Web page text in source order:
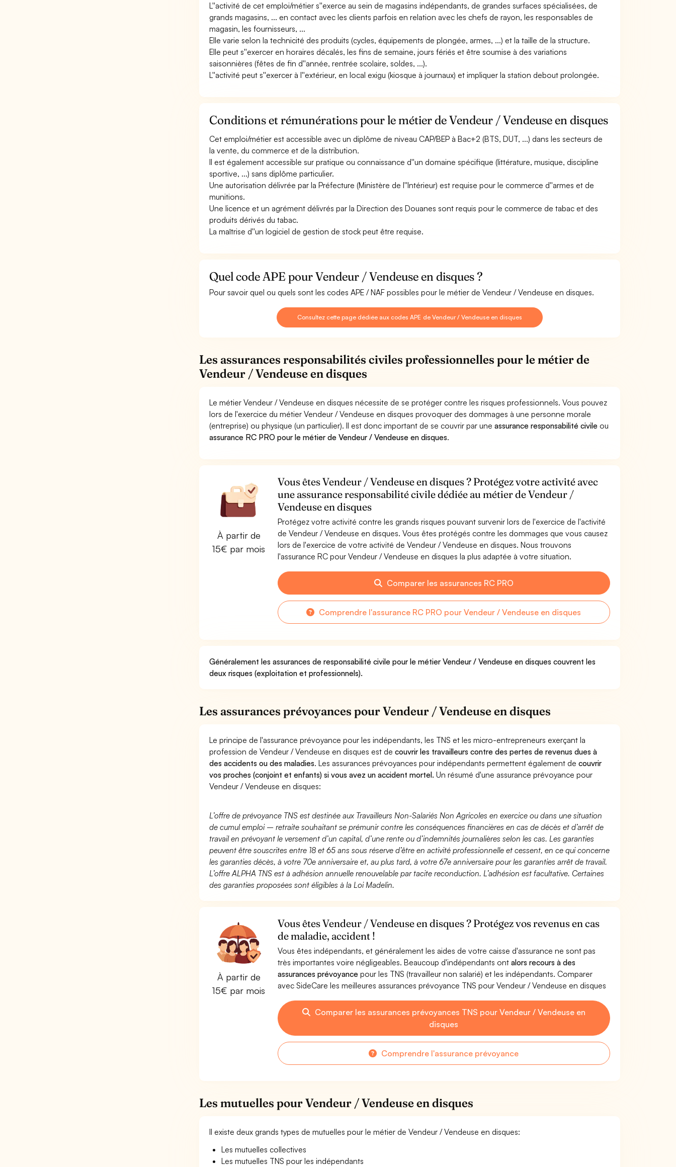
L''activité de cet emploi/métier s''exerce au sein de magasins indépendants, de grandes surfaces spécialisées, de
grands magasins, ... en contact avec les clients parfois en relation avec les chefs de rayon, les responsables de
magasin, les fournisseurs, ...
Elle varie selon la technicité des produits (cycles, équipements de plongée, armes, ...) et la taille de la structure.
Elle peut s''exercer en horaires décalés, les fins de semaine, jours fériés et être soumise à des variations
saisonnières (fêtes de fin d''année, rentrée scolaire, soldes, ...).
L''activité peut s''exercer à l''extérieur, en local exigu (kiosque à journaux) et impliquer la station debout prolongée.
Conditions et rémunérations pour le métier de Vendeur / Vendeuse en disques
Cet emploi/métier est accessible avec un diplôme de niveau CAP/BEP à Bac+2 (BTS, DUT, ...) dans les secteurs de
la vente, du commerce et de la distribution.
Il est également accessible sur pratique ou connaissance d''un domaine spécifique (littérature, musique, discipline
sportive, ...) sans diplôme particulier.
Une autorisation délivrée par la Préfecture (Ministère de l''Intérieur) est requise pour le commerce d''armes et de
munitions.
Une licence et un agrément délivrés par la Direction des Douanes sont requis pour le commerce de tabac et des
produits dérivés du tabac.
La maîtrise d''un logiciel de gestion de stock peut être requise.
Quel code APE pour Vendeur / Vendeuse en disques ?
Pour savoir quel ou quels sont les codes APE / NAF possibles pour le métier de Vendeur / Vendeuse en disques.
Consultez cette page dédiée aux codes APE de Vendeur / Vendeuse en disques
Les assurances responsabilités civiles professionnelles pour le métier de
Vendeur / Vendeuse en disques
Le métier Vendeur / Vendeuse en disques nécessite de se protéger contre les risques professionnels. Vous pouvez
lors de l'exercice du métier Vendeur / Vendeuse en disques provoquer des dommages à une personne morale
(entreprise) ou physique (un particulier). Il est donc important de se couvrir par uneassurance responsabilité civile ou
assurance RC PRO pour le métier de Vendeur / Vendeuse en disques.
À partir de
15€ par mois
Vous êtes Vendeur / Vendeuse en disques ? Protégez votre activité avec
une assurance responsabilité civile dédiée au métier de Vendeur /
Vendeuse en disques
Protégez votre activité contre les grands risques pouvant survenir lors de l'exercice de l'activité
de Vendeur / Vendeuse en disques. Vous êtes protégés contre les dommages que vous causez
lors de l'exercice de votre activité de Vendeur / Vendeuse en disques. Nous trouvons
l'assurance RC pour Vendeur / Vendeuse en disques la plus adaptée à votre situation.
Comparer les assurances RC PRO
Comprendre l'assurance RC PRO pour Vendeur / Vendeuse en disques
Généralement les assurances de responsabilité civile pour le métier Vendeur / Vendeuse en disques couvrent les
deux risques (exploitation et professionnels).
Les assurances prévoyances pour Vendeur / Vendeuse en disques
Le principe de l'assurance prévoyance pour les indépendants, les TNS et les micro-entrepreneurs exerçant la
profession de Vendeur / Vendeuse en disques est decouvrir les travailleurs contre des pertes de revenus dues à
des accidents ou des maladies. Les assurances prévoyances pour indépendants permettent également decouvrir
vos proches (conjoint et enfants) si vous avez un accident mortel. Un résumé d'une assurance prévoyance pour
Vendeur / Vendeuse en disques:
L’offre de prévoyance TNS est destinée aux Travailleurs Non-Salariés Non Agricoles en exercice ou dans une situation
de cumul emploi – retraite souhaitant se prémunir contre les conséquences financières en cas de décès et d’arrêt de
travail en prévoyant le versement d’un capital, d’une rente ou d’indemnités journalières selon les cas. Les garanties
peuvent être souscrites entre 18 et 65 ans sous réserve d’être en activité professionnelle et cessent, en ce qui concerne
les garanties décès, à votre 70e anniversaire et, au plus tard, à votre 67e anniversaire pour les garanties arrêt de travail.
L’offre ALPHA TNS est à adhésion annuelle renouvelable par tacite reconduction. L’adhésion est facultative. Certaines
des garanties proposées sont éligibles à la Loi Madelin.
À partir de
15€ par mois
Vous êtes Vendeur / Vendeuse en disques ? Protégez vos revenus en cas
de maladie, accident !
Vous êtes indépendants, et généralement les aides de votre caisse d'assurance ne sont pas
très importantes voire négligeables. Beaucoup d'indépendants ont alors recours à des
assurances prévoyancepour les TNS (travailleur non salarié) et les indépendants. Comparer
avec SideCare les meilleures assurances prévoyance TNS pour Vendeur / Vendeuse en disques
Comparer les assurances prévoyances TNS pour Vendeur / Vendeuse en
disques
Comprendre l'assurance prévoyance
Les mutuelles pour Vendeur / Vendeuse en disques
Il existe deux grands types de mutuelles pour le métier de Vendeur / Vendeuse en disques:
Les mutuelles collectives
Les mutuelles TNS pour les indépendants